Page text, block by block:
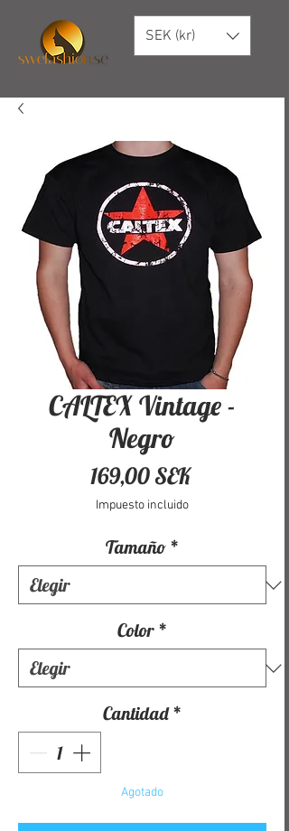
SEK (kr)
CALTEX Vintage -
Negro
169,00 SEKPrecio
Impuesto incluido
Tamaño *
Color *
Cantidad *
Agotado